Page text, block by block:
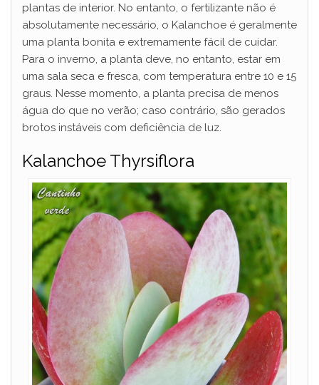
plantas de interior. No entanto, o fertilizante não é
absolutamente necessário, o Kalanchoe é geralmente
uma planta bonita e extremamente fácil de cuidar.
Para o inverno, a planta deve, no entanto, estar em
uma sala seca e fresca, com temperatura entre 10 e 15
graus. Nesse momento, a planta precisa de menos
água do que no verão; caso contrário, são gerados
brotos instáveis ​​com deficiência de luz.
Kalanchoe Thyrsiflora